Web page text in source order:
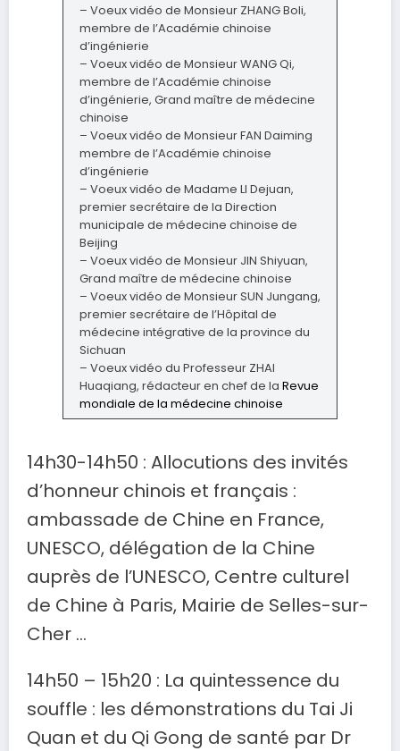
– Voeux vidéo de Monsieur ZHANG Boli,
membre de l’Académie chinoise
d’ingénierie
– Voeux vidéo de Monsieur WANG Qi,
membre de l’Académie chinoise
d’ingénierie, Grand maître de médecine
chinoise
– Voeux vidéo de Monsieur FAN Daiming
membre de l’Académie chinoise
d’ingénierie
– Voeux vidéo de Madame LI Dejuan,
premier secrétaire de la Direction
municipale de médecine chinoise de
Beijing
– Voeux vidéo de Monsieur JIN Shiyuan,
Grand maître de médecine chinoise
– Voeux vidéo de Monsieur SUN Jungang,
premier secrétaire de l’Hôpital de
médecine intégrative de la province du
Sichuan
– Voeux vidéo du Professeur ZHAI
Huaqiang, rédacteur en chef de la Revue
mondiale de la médecine chinoise
14h30-14h50 : Allocutions des invités
d’honneur chinois et français :
ambassade de Chine en France,
UNESCO, délégation de la Chine
auprès de l’UNESCO, Centre culturel
de Chine à Paris, Mairie de Selles-sur-
Cher …
14h50 – 15h20 : La quintessence du
souffle : les démonstrations du Tai Ji
Quan et du Qi Gong de santé par Dr